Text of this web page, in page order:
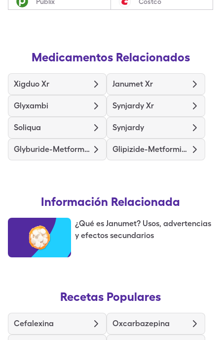
Medicamentos Relacionados
Xigduo Xr Janumet Xr
Glyxambi Synjardy Xr
Soliqua Synjardy
Glyburide-Metformin Glipizide-Metformin Hcl
Información Relacionada
¿Qué es Janumet? Usos, advertencias
y efectos secundarios
Recetas Populares
Cefalexina Oxcarbazepina